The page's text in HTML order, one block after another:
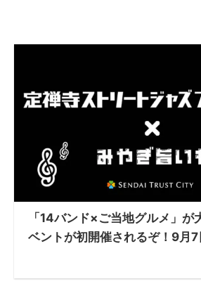
「14バンド×ご当地グルメ」が
ベントが初開催されるぞ！9月7